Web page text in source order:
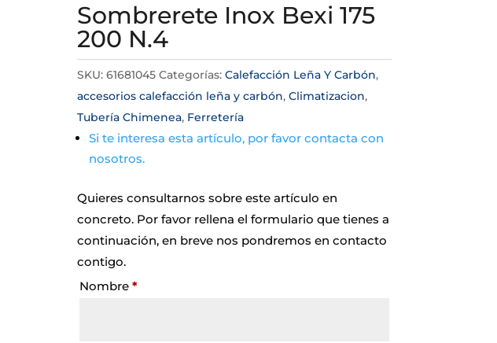
Sombrerete Inox Bexi 175
200 N.4
SKU:61681045 Categorías:Calefacción Leña Y Carbón,
accesorios calefacción leña y carbón,Climatizacion,
Tubería Chimenea, Ferretería
Si te interesa esta artículo, por favor contacta con
nosotros.
Quieres consultarnos sobre este artículo en
concreto. Por favor rellena el formulario que tienes a
continuación, en breve nos pondremos en contacto
contigo.
Nombre*